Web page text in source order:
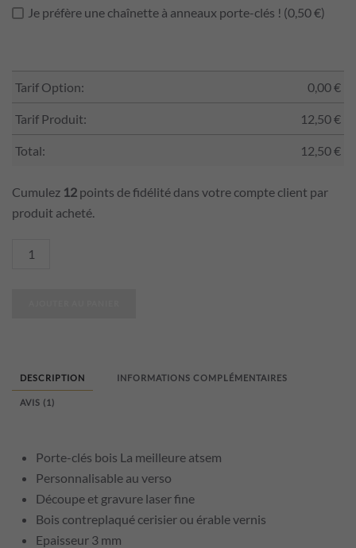
Je préfère une chaînette à anneaux porte-clés ! (0,50 €)
Tarif Option: 0,00€
Tarif Produit: 12,50€
Total: 12,50€
Cumulez 12 points de fidélité dans votre compte client par
produit acheté.
quantité
meilleure
atsem
DESCRIPTION INFORMATIONS COMPLÉMENTAIRES
AVIS (1)
Porte-clés bois La meilleure atsem
Personnalisable au verso
Découpe et gravure laser fine
Bois contreplaqué cerisier ou érable vernis
Epaisseur 3 mm